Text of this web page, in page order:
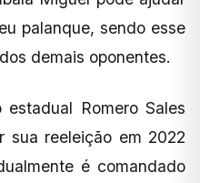
palanque, sendo esse
demais oponentes.
Romero Sales
sua reeleição em 2022
é comandado